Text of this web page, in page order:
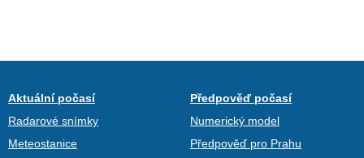
Aktuální počasí
Radarové snímky
Meteostanice
Předpověď počasí
Numerický model
Předpověď pro Prahu